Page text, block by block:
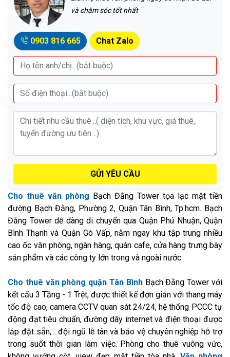
và chăm sóc tốt nhất
0903 816 665 Chat Zalo
GỬI YÊU CẦU
Cho thuê văn phòng Bạch Đằng Tower tọa lạc mặt tiền
đường Bạch Đằng, Phường 2, Quận Tân Bình, Tp.hcm. Bạch
Đằng Tower dễ dàng di chuyển qua Quận Phú Nhuận, Quận
Bình Thạnh và Quận Gò Vấp, nằm ngay khu tập trung nhiều
cao ốc văn phòng, ngân hàng, quán cafe, cửa hàng trưng bày
sản phẩm và các công ty lớn trong và ngoài nước.
Cho thuê văn phòng quận Tân BìnhBạch Đằng Tower với
kết cấu 3 Tầng - 1 Trệt, được thiết kế đơn giản với thang máy
tốc độ cao, camera CCTV quan sát 24/24, hệ thống PCCC tự
động đạt tiêu chuẩn, đường dây internet và điện thoại được
lắp đặt sẵn,... đội ngũ lễ tân và bảo vệ chuyên nghiệp hỗ trợ
trong suốt thời gian làm việc. Phòng cho thuê vuông vức,